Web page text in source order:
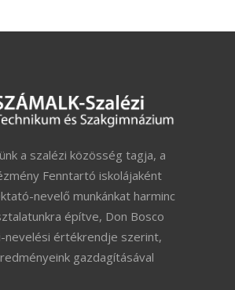
a szalézi közösség tagja, a
Fenntartó iskolájaként
nevelő munkánkat harminc
építve, Don Bosco
nevelési értékrendje szerint,
gazdagításával